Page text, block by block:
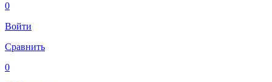
0
Войти
Сравнить
0